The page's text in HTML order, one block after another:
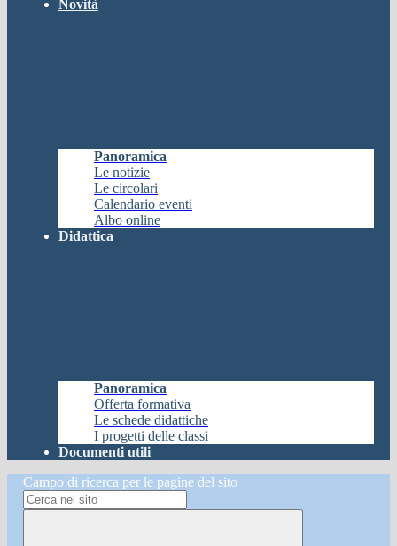
Novità
Panoramica
Le notizie
Le circolari
Calendario eventi
Albo online
Didattica
Panoramica
Offerta formativa
Le schede didattiche
I progetti delle classi
Documenti utili
Campo di ricerca per le pagine del sito